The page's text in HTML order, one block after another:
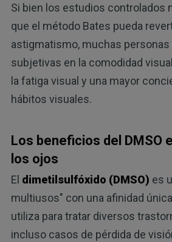
Si bien los estudios controlados
que el método Bates pueda
astigmatismo, muchas
subjetivas en la comodidad
la fatiga visual y una mayor
hábitos visuales.
Los beneficios del DMSO
los ojos
El dimetilsulfóxido (DMSO) es
multiusos" con una afinidad
utiliza para tratar diversos
incluso casos de pérdida de